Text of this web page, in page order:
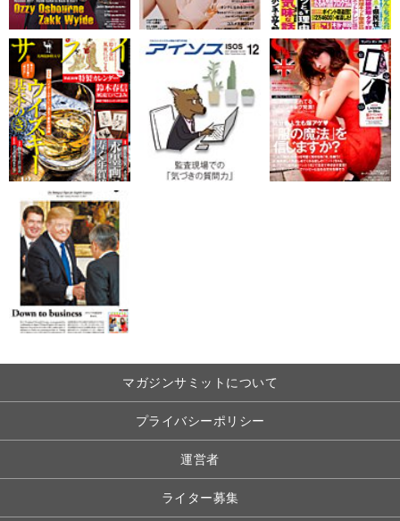
マガジンサミットについて
プライバシーポリシー
運営者
ライター募集